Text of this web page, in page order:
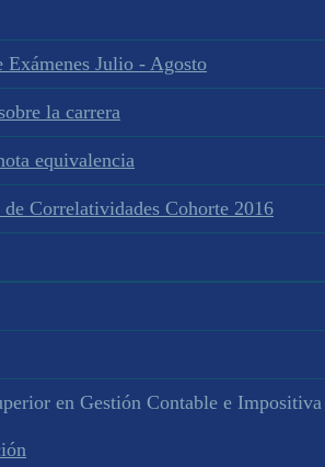
Exámenes Julio - Agosto
la carrera
equivalencia
de Correlatividades Cohorte 2016
en Gestión Contable e Impositiva